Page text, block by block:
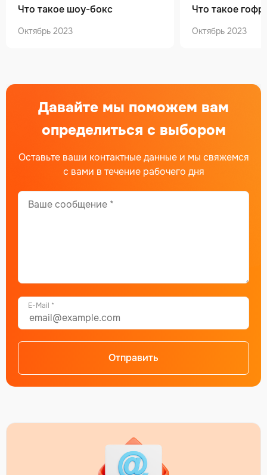
Что такое шоу-бокс
Октябрь 2023
Что такое
Октябрь 2023
Давайте мы поможем вам
определиться с выбором
Оставьте ваши контактные данные и мы свяжемся
с вами в течение рабочего дня
E-Mail *
Отправить